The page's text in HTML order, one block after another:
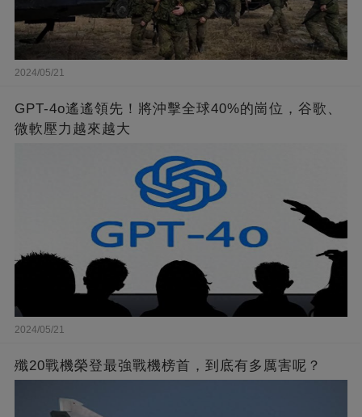
2024/05/21
GPT-4o遙遙領先！將沖擊全球40%的崗位，谷歌、
微軟壓力越來越大
2024/05/21
殲20戰機榮登最強戰機榜首，到底有多厲害呢？